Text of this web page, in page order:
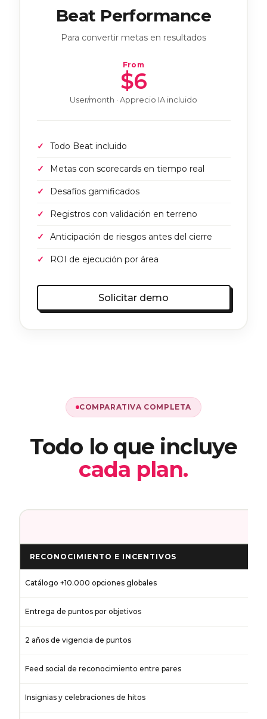
Beat Performance
Para convertir metas en resultados
From
$6
User/month · Apprecio IA incluido
Todo Beat incluido
Metas con scorecards en tiempo real
Desafíos gamificados
Registros con validación en terreno
Anticipación de riesgos antes del cierre
ROI de ejecución por área
Solicitar demo
COMPARATIVA COMPLETA
Todo lo que incluye
cada plan.
RECONOCIMIENTO E INCENTIVOS
Catálogo +10.000 opciones globales
Entrega de puntos por objetivos
2 años de vigencia de puntos
Feed social de reconocimiento entre pares
Insignias y celebraciones de hitos